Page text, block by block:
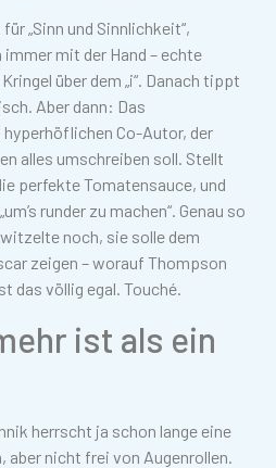
„Sinn und Sinnlichkeit“,
mit der Hand – echte
über dem „i“. Danach tippt
Aber dann: Das
Co-Autor, der
alles umschreiben soll. Stellt
perfekte Tomatensauce, und
runder zu machen“. Genau so
noch, sie solle dem
zeigen – worauf Thompson
das völlig egal. Touché.
ist als ein
herrscht ja schon lange eine
nicht frei von Augenrollen.